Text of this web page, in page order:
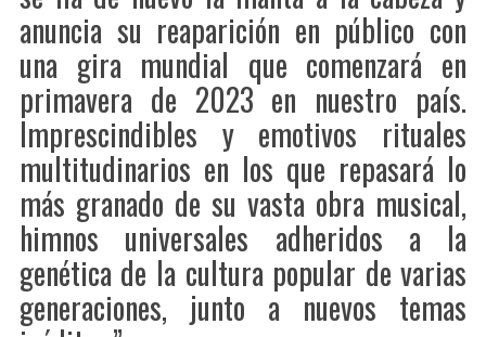
anuncia su reaparición en público con
una gira mundial que comenzará en
primavera de 2023 en nuestro país.
Imprescindibles y emotivos rituales
multitudinarios en los que repasará lo
más granado de su vasta obra musical,
himnos universales adheridos a la
genética de la cultura popular de varias
generaciones, junto a nuevos temas